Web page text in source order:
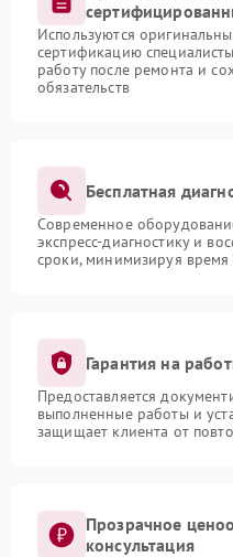
Используются
сертификацию
работу после ремонта и
обязательств
Бесплатная
Современное
экспресс-диагностику и
сроки, минимизируя время
Гарантия на
Предоставляется
выполненные работы и
защищает клиента от
Прозрачное
консультация